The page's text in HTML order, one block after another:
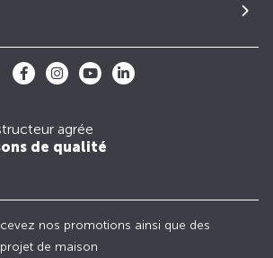
agrée
de qualité
nos promotions ainsi que des
de maison